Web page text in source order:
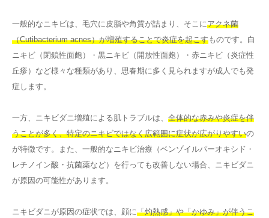
一般的なニキビは、毛穴に皮脂や角質が詰まり、そこにアクネ菌
（Cutibacterium acnes）が増殖することで炎症を起こすものです。白
ニキビ（閉鎖性面皰）・黒ニキビ（開放性面皰）・赤ニキビ（炎症性
丘疹）など様々な種類があり、思春期に多く見られますが成人でも発
症します。
一方、ニキビダニ増殖による肌トラブルは、 全体的な赤みや炎症を伴
うことが多く、特定のニキビではなく広範囲に症状が広がりやすいの
が特徴です。また、一般的なニキビ治療（ベンゾイルパーオキシド・
レチノイン酸・抗菌薬など）を行っても改善しない場合、ニキビダニ
が原因の可能性があります。
ニキビダニが原因の症状では、顔に「灼熱感」や「かゆみ」が伴うこ